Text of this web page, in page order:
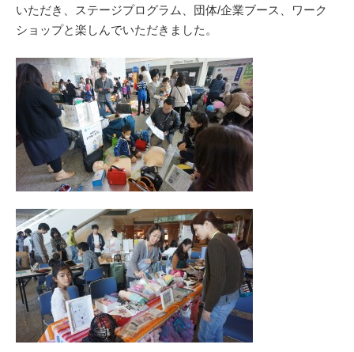
いただき、ステージプログラム、団体/企業ブース、ワーク
ショップと楽しんでいただきました。